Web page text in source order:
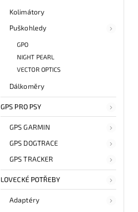
Kolimátory
Puškohledy
GPO
NIGHT PEARL
VECTOR OPTICS
Dálkoměry
GPS PRO PSY
GPS GARMIN
GPS DOGTRACE
GPS TRACKER
LOVECKÉ POTŘEBY
Adaptéry